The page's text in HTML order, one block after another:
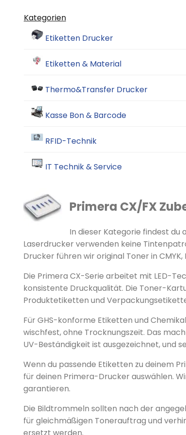
Kategorien
Etiketten Drucker
Etiketten & Material
Thermo&Transfer Drucker
Kasse Bon & Barcode
RFID-Technik
IT Technik & Service
Primera CX/FX
In dieser Kategorie findest du
Laserdrucker verwenden keine
Drucker führen wir original Toner in
Die Primera CX-Serie arbeitet mit LED-
konsistente Druckqualität. Die Toner-
Produktetiketten und
Für GHS-konforme Etiketten und
wischfest, ohne Trocknungszeit. Das
UV-Beständigkeit ist ausgezeichnet, und
Wenn du passende Etiketten zu deinem
für deinen Primera-Drucker auswählen.
garantieren.
Die Bildtrommeln sollten nach der
für gleichmäßigen Tonerauftrag und